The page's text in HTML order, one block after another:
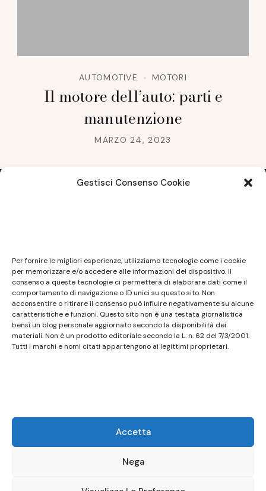
Gestisci Consenso Cookie
Per fornire le migliori esperienze, utilizziamo tecnologie come i cookie
per memorizzare e/o accedere alle informazioni del dispositivo. Il
consenso a queste tecnologie ci permetterà di elaborare dati come il
comportamento di navigazione o ID unici su questo sito. Non
acconsentire o ritirare il consenso può influire negativamente su alcune
caratteristiche e funzioni. Questo sito non è una testata giornalistica
bensì un blog personale aggiornato secondo la disponibilità dei
materiali. Non è un prodotto editoriale secondo la L. n. 62 del 7/3/2001.
Tutti i marchi e nomi citati appartengono ai legittimi proprietari.
Accetta
Nega
AUTOMOTIVE MOTORI
Il motore dell’auto: parti e
manutenzione
MARZO 24, 2023
non ha carattere periodico essendo aggiornato
secondo la disponibilità e la reperibilità dei materiali.
Pertanto non può essere considerato in alcun modo
un prodotto editoriale ai sensi della L. n. 62 del
7/3/2001. Tutti i marchi riportati appartengono ai
legittimi proprietari; marchi di terzi, nomi di prodotti,
Maggiori dettagli alla pagina: